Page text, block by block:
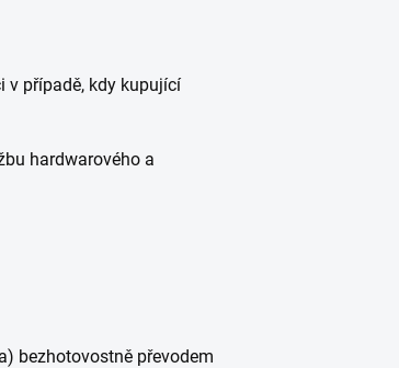
v případě, kdy kupující
hardwarového a
bezhotovostně převodem